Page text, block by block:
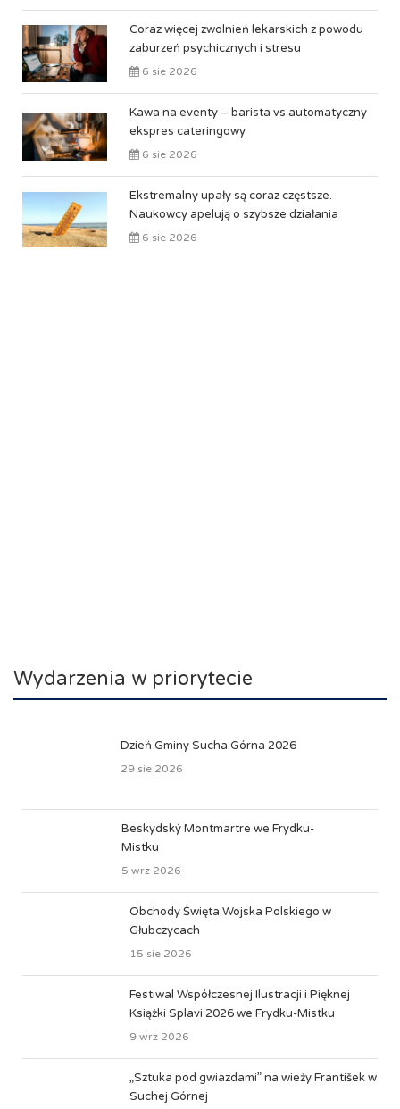
Coraz więcej zwolnień lekarskich z powodu
zaburzeń psychicznych i stresu
6 sie 2026
Kawa na eventy – barista vs automatyczny
ekspres cateringowy
6 sie 2026
Ekstremalny upały są coraz częstsze.
Naukowcy apelują o szybsze działania
6 sie 2026
Wydarzenia w priorytecie
Dzień Gminy Sucha Górna 2026
29 sie 2026
Beskydský Montmartre we Frydku-
Mistku
5 wrz 2026
Obchody Święta Wojska Polskiego w
Głubczycach
15 sie 2026
Festiwal Współczesnej Ilustracji i Pięknej
Książki Splavi 2026 we Frydku-Mistku
9 wrz 2026
„Sztuka pod gwiazdami” na wieży František w
Suchej Górnej